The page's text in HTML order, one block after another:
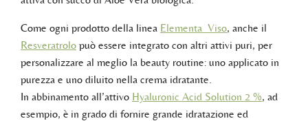
Come ogni prodotto della linea Elementa_Viso, anche il
Resveratrolo può essere integrato con altri attivi puri, per
personalizzare al meglio la beauty routine: uno applicato in
purezza e uno diluito nella crema idratante.
In abbinamento all’attivo Hyaluronic Acid Solution 2 %, ad
esempio, è in grado di fornire grande idratazione ed